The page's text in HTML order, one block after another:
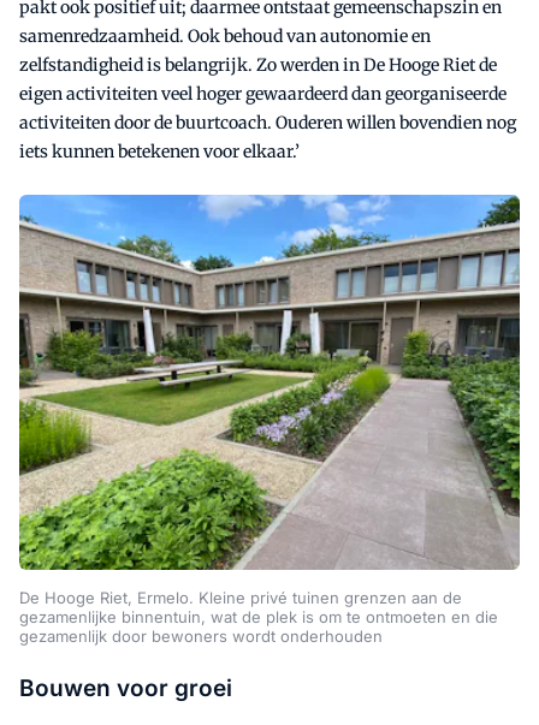
pakt ook positief uit; daarmee ontstaat gemeenschapszin en
samenredzaamheid. Ook behoud van autonomie en
zelfstandigheid is belangrijk. Zo werden in De Hooge Riet de
eigen activiteiten veel hoger gewaardeerd dan georganiseerde
activiteiten door de buurtcoach. Ouderen willen bovendien nog
iets kunnen betekenen voor elkaar.’
De Hooge Riet, Ermelo. Kleine privé tuinen grenzen aan de
gezamenlijke binnentuin, wat de plek is om te ontmoeten en die
gezamenlijk door bewoners wordt onderhouden
Bouwen voor groei